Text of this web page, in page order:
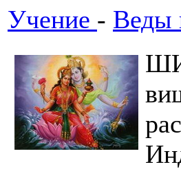
Учение - Веды